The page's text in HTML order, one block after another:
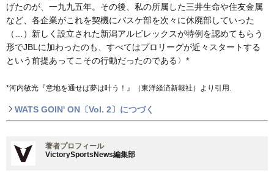
げたのが、一九九五年。その後、私の所属した三井生命や住友金属
など、各企業がこれを契機にバスケ部を次々に休廃部していった
（…）新しく設立された新潟アルビレックスが特例を認めてもらう
形でJBLに加わったのも、すべてはプロリーグが近々スタートする
という前提あってこその行動だったのである〉*
*河内敏光『意地を通せば夢は叶う！』（東洋経済新報社）より引用.
WATS GOIN' ON〔Vol. 2〕につづく
著者プロフィール
VictorySportsNews編集部